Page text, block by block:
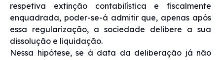
respetiva extinção contabilística e fiscalmente
enquadrada, poder-se-á admitir que, apenas após
essa regularização, a sociedade delibere a sua
dissolução e liquidação.
Nessa hipótese, se à data da deliberação já não